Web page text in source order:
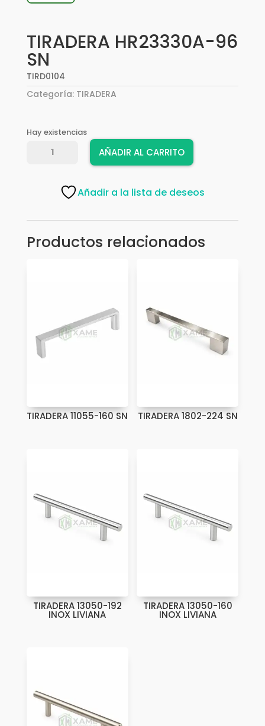
TIRADERA HR23330A-96
SN
TIRD0104
Categoría: TIRADERA
Hay existencias
TIRADERA
cantidad
AÑADIR AL CARRITO
Añadir a la lista de deseos
Productos relacionados
TIRADERA 11055-160 SN TIRADERA 1802-224 SN
TIRADERA 13050-192
INOX LIVIANA
TIRADERA 13050-160
INOX LIVIANA